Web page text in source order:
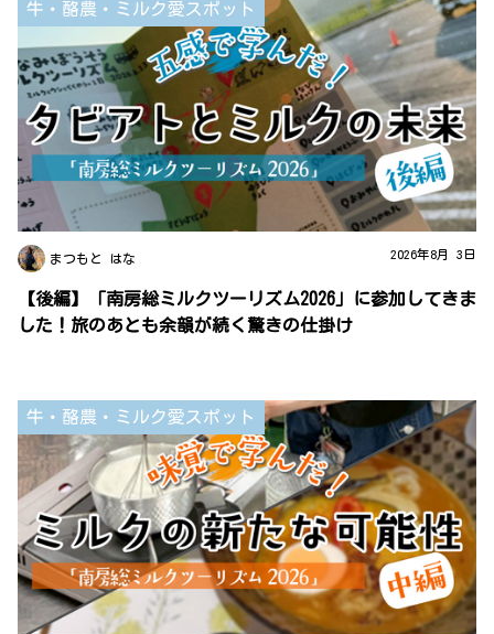
牛・酪農・ミルク愛スポット
まつもと はな 2026年8月 3日
【後編】「南房総ミルクツーリズム2026」に参加してきま
した！旅のあとも余韻が続く驚きの仕掛け
牛・酪農・ミルク愛スポット